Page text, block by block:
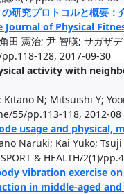
の研究プロトコルと概要
Journal of Physical
田 憲治; 尹 智暎; サガザ
128, 2017-09-30
activity with
N; Mitsuishi Y;
55/pp.113-118, 2012-08
usage and physical,
Naruki; Kai Yuko; Tsuji
& HEALTH/2(1)/
vibration exercise
in middle-aged